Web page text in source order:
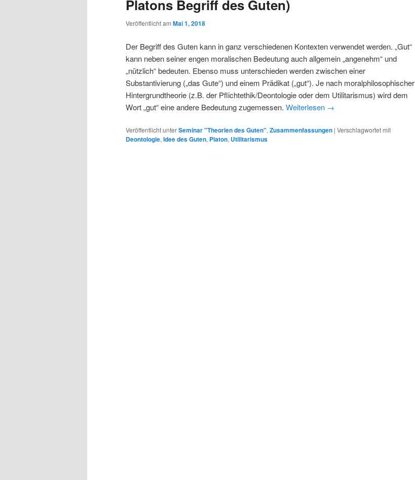
Platons Begriff des Guten)
Veröffentlicht am Mai 1, 2018
Der Begriff des Guten kann in ganz verschiedenen Kontexten verwendet werden. „Gut“
kann neben seiner engen moralischen Bedeutung auch allgemein „angenehm“ und
„nützlich“ bedeuten. Ebenso muss unterschieden werden zwischen einer
Substantivierung („das Gute“) und einem Prädikat („gut“). Je nach moralphilosophischer
Hintergrundtheorie (z.B. der Pflichtethik/Deontologie oder dem Utilitarismus) wird dem
Wort „gut“ eine andere Bedeutung zugemessen. Weiterlesen →
Veröffentlicht unterSeminar "Theorien des Guten", Zusammenfassungen | Verschlagwortet mit
Deontologie, Idee des Guten, Platon, Utilitarismus